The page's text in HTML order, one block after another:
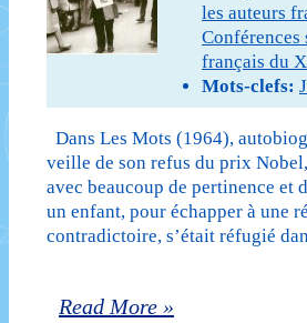
partie
(UTL
22)
les auteurs
Conférences
français du
Mots-clefs:
Dans Les Mots (1964),
veille de son refus du prix
avec beaucoup de pertinence et
un enfant, pour échapper à une
contradictoire, s’était réfugié
Jean-
Read More »